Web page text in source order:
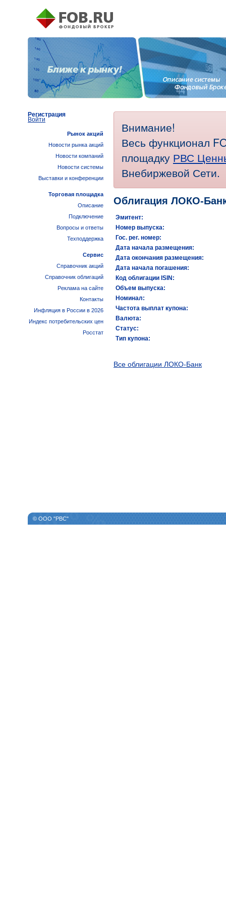
Внимание!
Весь функционал
площадку РВС
Внебиржевой Сети.
Облигация ЛОКО-
Эмитент:
Номер выпуска:
Гос. рег. номер:
Дата начала размещения:
Дата окончания размещения:
Дата начала погашения:
Код облигации ISIN:
Объем выпуска:
Номинал:
Частота выплат купона:
Валюта:
Статус:
Тип купона:
Все облигации ЛОКО-Банк
Регистрация
Войти
Рынок акций
Новости рынка акций
Новости компаний
Новости системы
Выставки и конференции
Торговая площадка
Описание
Подключение
Вопросы и ответы
Техподдержка
Сервис
Справочник акций
Справочник облигаций
Реклама на сайте
Контакты
Инфляция в России в 2026
Индекс потребительских цен
Росстат
© ООО "РВС"